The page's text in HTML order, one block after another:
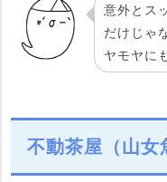
意外とス
だけじゃ
ヤモヤに
不動茶屋（山女